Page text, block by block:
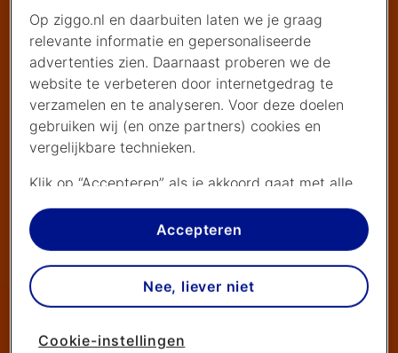
Op ziggo.nl en daarbuiten laten we je graag
relevante informatie en gepersonaliseerde
advertenties zien. Daarnaast proberen we de
website te verbeteren door internetgedrag te
verzamelen en te analyseren. Voor deze doelen
gebruiken wij (en onze partners) cookies en
vergelijkbare technieken.
Klik op “Accepteren” als je akkoord gaat met alle
cookies. Kies je voor “Nee, liever niet”, dan
plaatsen we alleen strikt noodzakelijke cookies om
de website goed te laten werken. Dat betekent
dat we geen vormen van personalisatie
toepassen.
cookies worden geplaatst. Je kan je keuze altijd
Accepteren
Nee, liever niet
Cookie-instellingen